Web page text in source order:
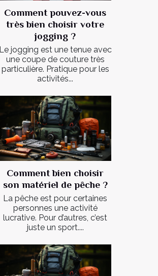
Comment pouvez-vous
très bien choisir votre
jogging ?
Le jogging est une tenue avec
une coupe de couture très
particulière. Pratique pour les
activités...
Comment bien choisir
son matériel de pêche ?
La pêche est pour certaines
personnes une activité
lucrative. Pour d’autres, c’est
juste un sport....